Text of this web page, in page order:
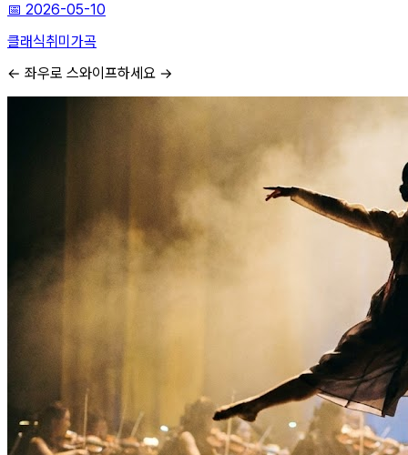
📅 2026-05-10
클래식취미 가곡
← 좌우로 스와이프하세요 →